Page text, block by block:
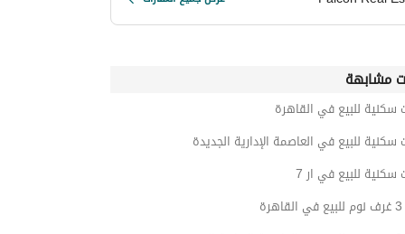
مشابهة
سكنية للبيع في القاهرة
سكنية للبيع في العاصمة الإدارية الجديدة
سكنية للبيع في ار 7